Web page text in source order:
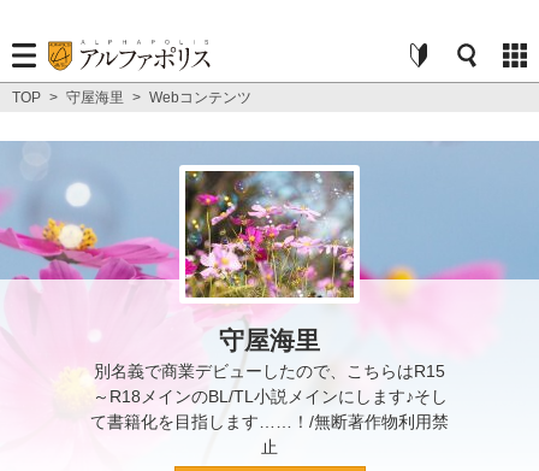
TOP > 守屋海里 > Webコンテンツ
守屋海里
別名義で商業デビューしたので、こちらはR15
～R18メインのBL/TL小説メインにします♪そし
て書籍化を目指します……！/無断著作物利用禁
止